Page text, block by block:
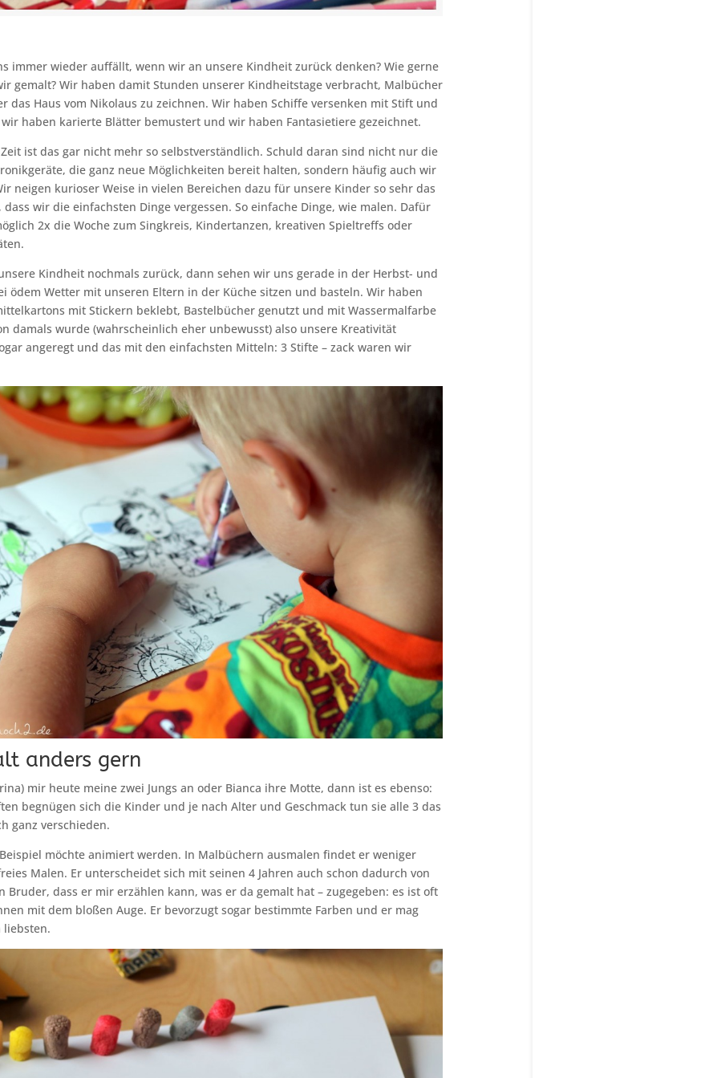
immer wieder auffällt, wenn wir an unsere Kindheit zurück denken? Wie gerne
gemalt? Wir haben damit Stunden unserer Kindheitstage verbracht, Malbücher
das Haus vom Nikolaus zu zeichnen. Wir haben Schiffe versenken mit Stift und
haben karierte Blätter bemustert und wir haben Fantasietiere gezeichnet.
ist das gar nicht mehr so selbstverständlich. Schuld daran sind nicht nur die
die ganz neue Möglichkeiten bereit halten, sondern häufig auch wir
neigen kurioser Weise in vielen Bereichen dazu für unsere Kinder so sehr das
dass wir die einfachsten Dinge vergessen. So einfache Dinge, wie malen. Dafür
2x die Woche zum Singkreis, Kindertanzen, kreativen Spieltreffs oder
Kindheit nochmals zurück, dann sehen wir uns gerade in der Herbst- und
ödem Wetter mit unseren Eltern in der Küche sitzen und basteln. Wir haben
mit Stickern beklebt, Bastelbücher genutzt und mit Wassermalfarbe
damals wurde (wahrscheinlich eher unbewusst) also unsere Kreativität
angeregt und das mit den einfachsten Mitteln: 3 Stifte – zack waren wir
anders gern
mir heute meine zwei Jungs an oder Bianca ihre Motte, dann ist es ebenso:
begnügen sich die Kinder und je nach Alter und Geschmack tun sie alle 3 das
ganz verschieden.
möchte animiert werden. In Malbüchern ausmalen findet er weniger
Malen. Er unterscheidet sich mit seinen 4 Jahren auch schon dadurch von
Bruder, dass er mir erzählen kann, was er da gemalt hat – zugegeben: es ist oft
mit dem bloßen Auge. Er bevorzugt sogar bestimmte Farben und er mag
liebsten.